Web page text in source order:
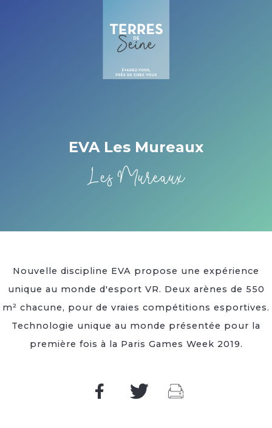
EVA Les Mureaux
Les Mureaux
Nouvelle discipline EVA propose une expérience
unique au monde d'esport VR. Deux arènes de 550
m² chacune, pour de vraies compétitions esportives.
Technologie unique au monde présentée pour la
première fois à la Paris Games Week 2019.